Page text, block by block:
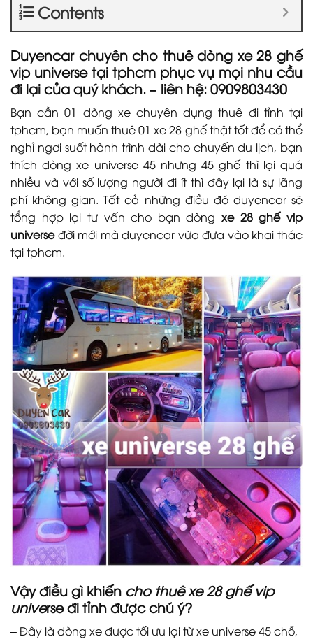
Contents
Duyencar chuyêncho thuê dòng xe 28 ghế
vipuniverse tại tphcm phục vụ mọi nhu cầu
đi lại của quý khách. – liên hệ: 0909803430
Bạn cần 01 dòng xe chuyên dụng thuê đi tỉnh tại
tphcm, bạn muốn thuê 01 xe 28 ghế thật tốt để có thể
nghỉ ngơi suốt hành trình dài cho chuyến du lịch, bạn
thích dòng xe universe 45 nhưng 45 ghế thì lại quá
nhiều và với số lượng người đi ít thì đây lại là sự lãng
phí không gian. Tất cả những điều đó duyencar sẽ
tổng hợp lại tư vấn cho bạn dòng xe 28 ghế vip
universeđời mới mà duyencar vừa đưa vào khai thác
tại tphcm.
Vậy điều gì khiến cho thuê xe 28 ghế vip
universeđi tỉnh được chú ý?
– Đây là dòng xe được tối ưu lại từ xe universe 45 chỗ,